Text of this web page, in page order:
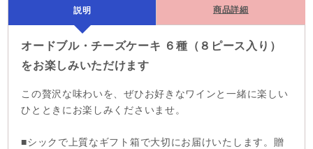
説明 商品詳細
オードブル・チーズケーキ ６種（８ピース入り）
をお楽しみいただけます
この贅沢な味わいを、ぜひお好きなワインと一緒に楽しい
ひとときにお楽しみくださいませ。
■シックで上質なギフト箱で大切にお届けいたします。贈